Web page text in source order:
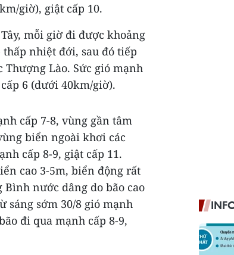
giờ), giật cấp 10.
mỗi giờ đi được khoảng
nhiệt đới, sau đó tiếp
Lào. Sức gió mạnh
6 (dưới 40km/giờ).
cấp 7-8, vùng gần tâm
biển ngoài khơi các
cấp 8-9, giật cấp 11.
cao 3-5m, biển động rất
nước dâng do bão cao
sáng sớm 30/8 gió mạnh
đi qua mạnh cấp 8-9,